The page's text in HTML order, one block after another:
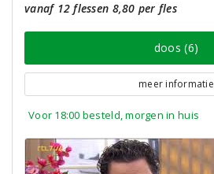
vanaf 12 flessen 8,80 per fles
doos (6)
meer informatie
Voor 18:00 besteld, morgen in huis